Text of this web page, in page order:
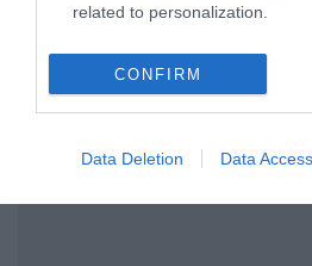
related to personalization.
I want to allow Google to enable
related to security, including
functionality and fraud
CONFIRM
Data Deletion Data Access